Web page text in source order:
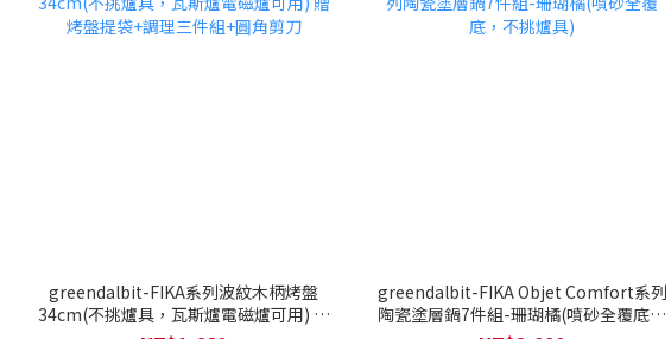
greendalbit-FIKA系列波紋木柄烤盤
34cm(不挑爐具，瓦斯爐電磁爐可用) 贈
greendalbit-FIKA Objet Comfort系列
陶瓷塗層鍋7件組-珊瑚橘(噴砂全覆底，